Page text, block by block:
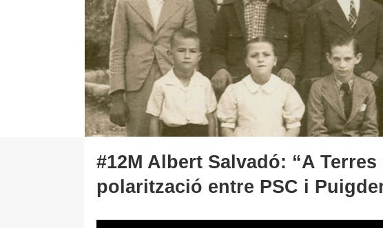
#12M Albert Salvadó: “A
polarització entre PSC i